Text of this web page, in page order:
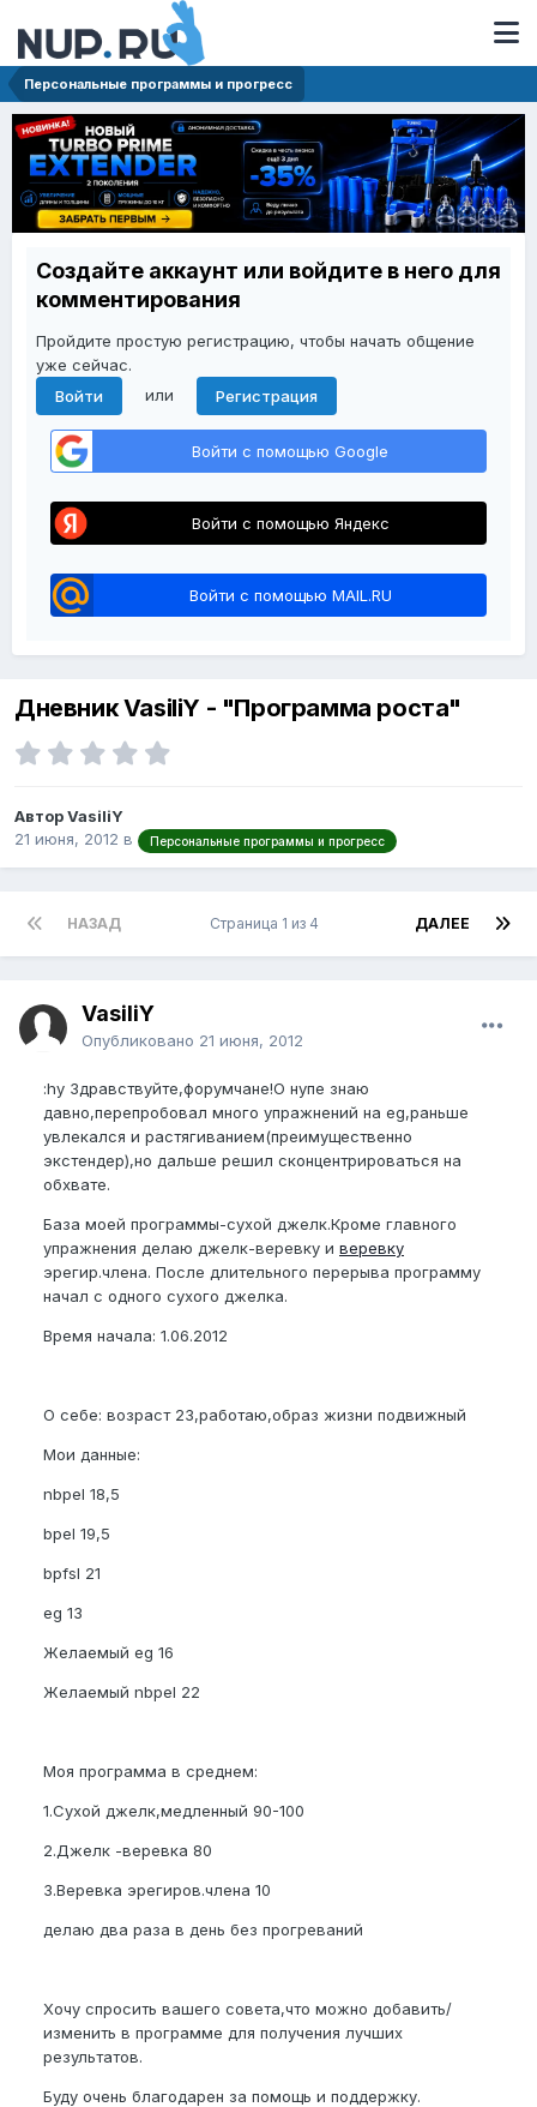
Персональные программы и прогресс
Создайте аккаунт или войдите в него для
комментирования
Пройдите простую регистрацию, чтобы начать общение
уже сейчас.
Войти
или Регистрация
Войти с помощью Google
Войти с помощью Яндекс
Войти с помощью MAIL.RU
Дневник VasiliY - "Программа роста"
Автор VasiliY
21 июня, 2012 в Персональные программы и прогресс
НАЗАД ДАЛЕЕ
Страница 1 из 4
VasiliY
Опубликовано 21 июня, 2012
:hy Здравствуйте,форумчане!О нупе знаю
давно,перепробовал много упражнений на eg,раньше
увлекался и растягиванием(преимущественно
экстендер),но дальше решил сконцентрироваться на
обхвате.
База моей программы-сухой джелк.Кроме главного
упражнения делаю джелк-веревку и веревку
эрегир.члена. После длительного перерыва программу
начал с одного сухого джелка.
Время начала: 1.06.2012
О себе: возраст 23,работаю,образ жизни подвижный
Мои данные:
nbpel 18,5
bpel 19,5
bpfsl 21
eg 13
Желаемый eg 16
Желаемый nbpel 22
Моя программа в среднем:
1.Сухой джелк,медленный 90-100
2.Джелк -веревка 80
3.Веревка эрегиров.члена 10
делаю два раза в день без прогреваний
Хочу спросить вашего совета,что можно добавить/
изменить в программе для получения лучших
результатов.
Буду очень благодарен за помощь и поддержку.